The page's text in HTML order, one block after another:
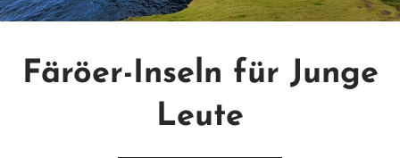
Färöer-Inseln für Junge
Leute